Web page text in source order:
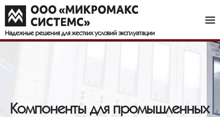
Надежные решения для жестких условий эксплуатации
Компоненты для промышленных